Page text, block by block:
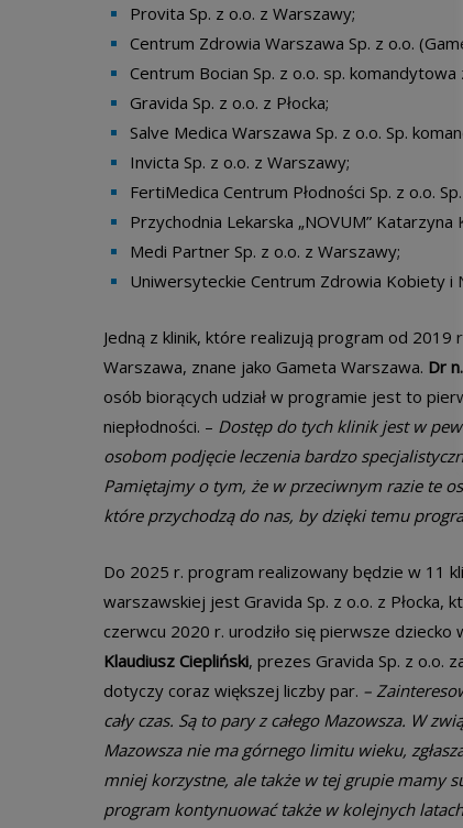
Provita Sp. z o.o. z Warszawy;
Centrum Zdrowia Warszawa Sp. z o.o.
Centrum Bocian Sp. z o.o. sp.
Gravida Sp. z o.o. z Płocka;
Salve Medica Warszawa Sp. z o.o. Sp.
Invicta Sp. z o.o. z Warszawy;
FertiMedica Centrum Płodności Sp. z o.o.
Przychodnia Lekarska „NOVUM”
Medi Partner Sp. z o.o. z Warszawy;
Uniwersyteckie Centrum Zdrowia Kobiety
Jedną z klinik, które realizują program od 2019
Warszawa, znane jako Gameta Warszawa. Dr
osób biorących udział w programie jest to
niepłodności. – Dostęp do tych klinik jest w
osobom podjęcie leczenia bardzo
Pamiętajmy o tym, że w przeciwnym razie te
które przychodzą do nas, by dzięki temu
Do 2025 r. program realizowany będzie w 11
warszawskiej jest Gravida Sp. z o.o. z Płocka,
czerwcu 2020 r. urodziło się pierwsze
Klaudiusz Ciepliński, prezes Gravida Sp. z o.o.
dotyczy coraz większej liczby par. –
cały czas. Są to pary z całego Mazowsza. W
Mazowsza nie ma górnego limitu wieku,
mniej korzystne, ale także w tej grupie mamy
program kontynuować także w kolejnych